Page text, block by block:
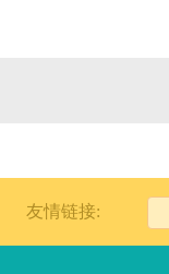
友情链接: